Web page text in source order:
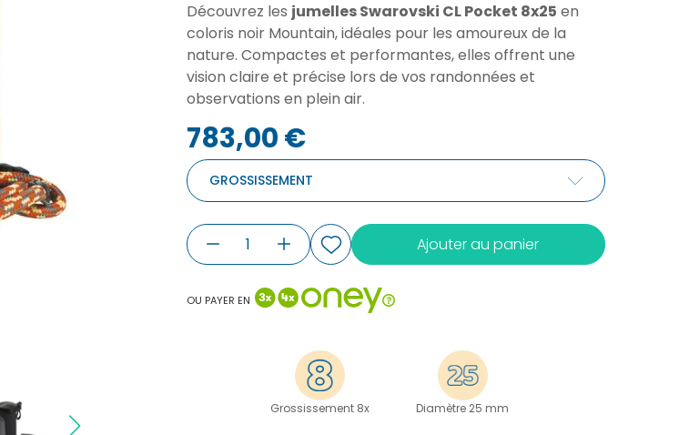
(1 avis) |
Découvrez les jumelles Swarovski CL Pocket 8x25 en
coloris noir Mountain, idéales pour les amoureux de la
nature. Compactes et performantes, elles offrent une
vision claire et précise lors de vos randonnées et
observations en plein air.
783,00 €
GROSSISSEMENT
Ajouter au panier
OU PAYER EN
Grossissement 8x Diamètre 25 mm